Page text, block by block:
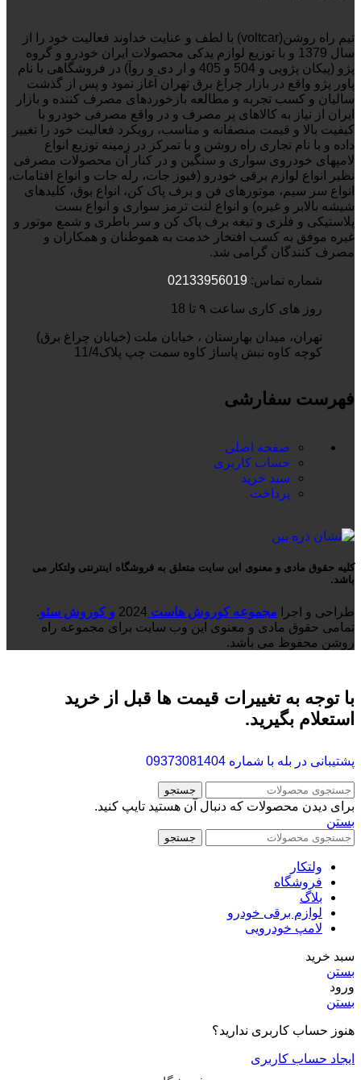
تیم راه روشن(voltcar) با لطف و عنایت خداوند فعالیت خود را از
سال 1379 و با توزیع لوازم یدکی محصولات ایران خودرو و گروه
پژو (پیکان پژویی و 504 و 405 و ار دی و روآ) در فروشگاهی با نام
پاور پژو واقع در بازار چراغ برق تهران آغاز نمود و پس از گذشت
سالیان و کسب تجربه و مطالعه بازخوردهای مصرف کننده و بازار
ایران از نیاز به کالاهای پر مصرف و در واقع مصرفی خودرو با
کیفیت بالا و قیمت منصفانه و مناسب، رویکرد فعالیت خود را تغییر
داده و با نام تجاری راه روشن و با تمرکز در زمینه توزیع انواع
لامپهای خودروی سواری و سنگین و در کنار آن محصولات مصرفی
نظیر انواع لوازم برقی خودرو (فیوز جات، رله جات و انواع افتامات،
انواع سر سیم، موتورهای فن و برف پاک کن، انواع بوق، کلیدهای
شیشه بالابر و غیره) و انواع لنت ترمز سواری و انواع بست
پلاستیکی و فلزی و تیغه برف پاک کن و سر باطری و شمع موتور و
غیره موفق به کسب افتخار خدمت به هموطنان و همکاران و
مصرف کنندگان گرامی شد.
شماره تماس: 02133956019
روز های کاری ساعت ۹ تا 18
تهران، میدان بهارستان ، خیابان ملت (خیابان چراغ برق)
کوچه کاوه نبش پاساژ کاوه سمت چپ پلاک11/4
فهرست سفارشی
صفحه اصلی
حساب کاربری
سبد خرید
پرداخت
کلیه حقوق مادی و معنوی این سایت متعلق به فروشگاه اینترنتی ولتکار می
باشد.
طراحی و اجرا مجموعه کوروش هاست 2024 و کوروش سئو.
تمامی حقوق مادی و معنوی این وب سایت برای مجموعه راه
روشن محفوظ می باشد.
با توجه به تغییرات قیمت ها قبل از خرید
استعلام بگیرید.
پشتیبانی در بله با شماره 09373081404
جستجو
برای دیدن محصولات که دنبال آن هستید تایپ کنید.
بستن
جستجو
ولتکار
فروشگاه
بلاگ
لوازم برقی خودرو
لامپ خودرویی
سبد خرید
بستن
ورود
بستن
هنوز حساب کاربری ندارید؟
ایجاد حساب کاربری